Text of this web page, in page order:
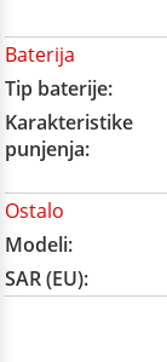
Baterija
Tip baterije:
Karakteristike
punjenja:
Ostalo
Modeli:
SAR (EU):